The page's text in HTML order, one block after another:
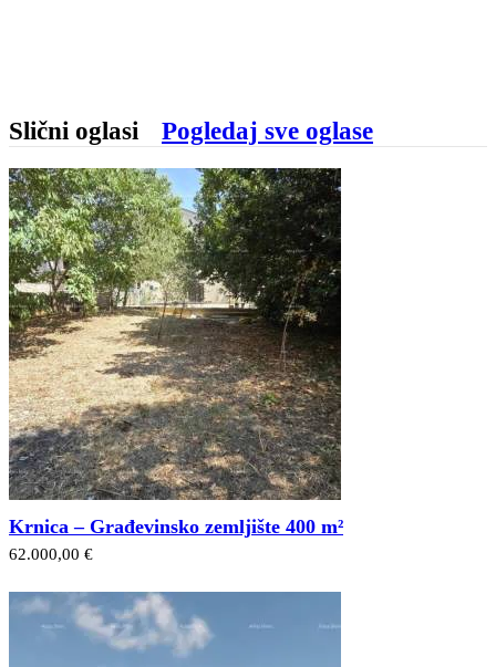
Slični oglasi Pogledaj sve oglase
Krnica – Građevinsko zemljište 400 m²
62.000,00 €